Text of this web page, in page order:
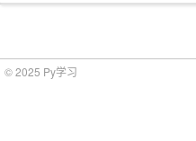
© 2025 Py学习